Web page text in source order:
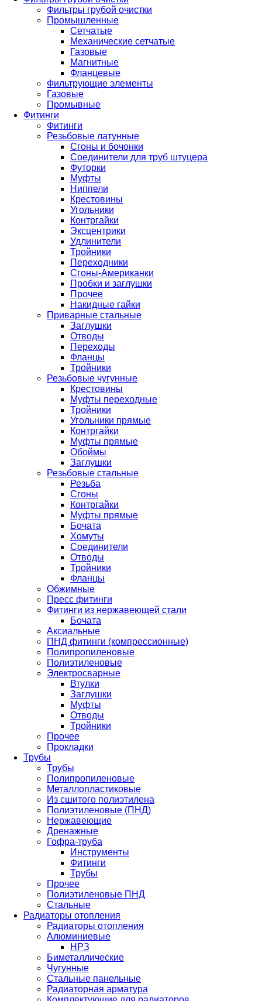
Фильтры грубой очистки
Промышленные
Сетчатые
Механические сетчатые
Газовые
Магнитные
Фланцевые
Фильтрующие элементы
Газовые
Промывные
Фитинги
Фитинги
Резьбовые латунные
Сгоны и бочонки
Соединители для труб штуцера
Футорки
Муфты
Ниппели
Крестовины
Угольники
Контргайки
Эксцентрики
Удлинители
Тройники
Переходники
Сгоны-Американки
Пробки и заглушки
Прочее
Накидные гайки
Приварные стальные
Заглушки
Отводы
Переходы
Фланцы
Тройники
Резьбовые чугунные
Крестовины
Муфты переходные
Тройники
Угольники прямые
Контргайки
Муфты прямые
Обоймы
Заглушки
Резьбовые стальные
Резьба
Сгоны
Контргайки
Муфты прямые
Бочата
Хомуты
Соединители
Отводы
Тройники
Фланцы
Обжимные
Пресс фитинги
Фитинги из нержавеющей стали
Бочата
Аксиальные
ПНД фитинги (компрессионные)
Полипропиленовые
Полиэтиленовые
Электросварные
Втулки
Заглушки
Муфты
Отводы
Тройники
Прочее
Прокладки
Трубы
Трубы
Полипропиленовые
Металлопластиковые
Из сшитого полиэтилена
Полиэтиленовые (ПНД)
Нержавеющие
Дренажные
Гофра-труба
Инструменты
Фитинги
Трубы
Прочее
Полиэтиленовые ПНД
Стальные
Радиаторы отопления
Радиаторы отопления
Алюминиевые
НРЗ
Биметаллические
Чугунные
Стальные панельные
Радиаторная арматура